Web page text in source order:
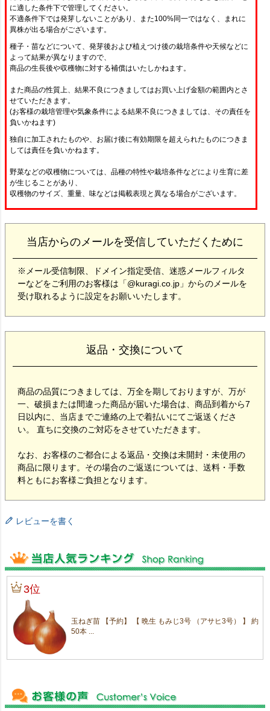
に適した条件下で管理してください。
不適条件下では発芽しないことがあり、また100%同一ではなく、まれに
異株が出る場合がございます。
種子・苗などについて、発芽後および植えつけ後の栽培条件や天候などに
よって結果が異なりますので、
商品の生長後や収穫物に対する補償はいたしかねます。
また商品の性質上、結果不良につきましてはお買い上げ金額の範囲内とさ
せていただきます。
(お客様の栽培管理や気象条件による結果不良につきましては、その責任を
負いかねます)
独自に加工されたものや、お届け後に有効期限を超えられたものにつきま
しては責任を負いかねます。
野菜などの収穫物については、品種の特性や栽培条件などにより生育に差
が生じることがあり、
収穫物のサイズ、重量、味などは掲載表現と異なる場合がございます。
当店からのメールを受信していただくために
※メール受信制限、ドメイン指定受信、迷惑メールフィルタ
ーなどをご利用のお客様は「@kuragi.co.jp」からのメールを
受け取れるように設定をお願いいたします。
返品・交換について
商品の品質につきましては、万全を期しておりますが、万が
一、破損または間違った商品が届いた場合は、商品到着から7
日以内に、当店までご連絡の上で着払いにてご返送くださ
い。 直ちに交換のご対応をさせていただきます。
なお、お客様のご都合による返品・交換は未開封・未使用の
商品に限ります。その場合のご返送については、送料・手数
料ともにお客様ご負担となります。
レビューを書く